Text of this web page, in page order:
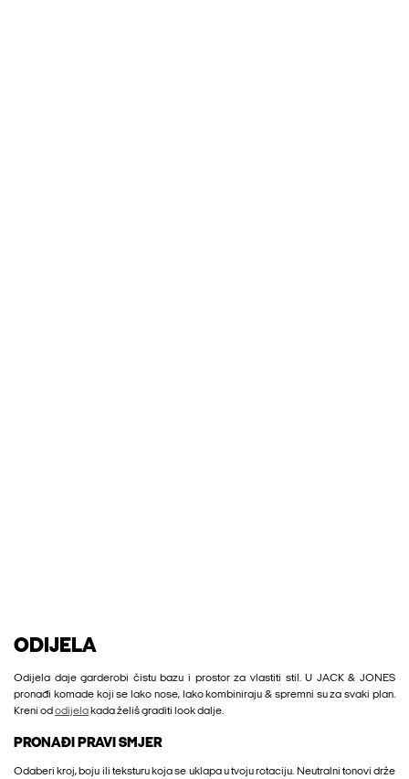
ODIJELA
Odijela daje garderobi čistu bazu i prostor za vlastiti stil. U JACK & JONES
pronađi komade koji se lako nose, lako kombiniraju & spremni su za svaki plan.
Kreni od odijela kada želiš graditi look dalje.
PRONAĐI PRAVI SMJER
Odaberi kroj, boju ili teksturu koja se uklapa u tvoju rotaciju. Neutralni tonovi drže